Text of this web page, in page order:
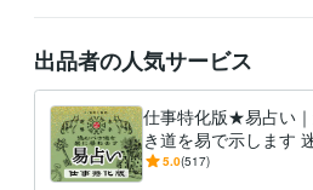
得意分野
占い 易占い　イーチンタロットリーデ
恋愛 仕事 人生 カウンセリング 人
起業
子育て
語学力
英語 日常会話レベル
出品者の人気サービス
仕事特化版★易占い
き道を易で示します
交差点で効く、頼れ
5.0(517)